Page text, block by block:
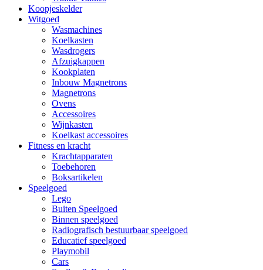
Koopjeskelder
Witgoed
Wasmachines
Koelkasten
Wasdrogers
Afzuigkappen
Kookplaten
Inbouw Magnetrons
Magnetrons
Ovens
Accessoires
Wijnkasten
Koelkast accessoires
Fitness en kracht
Krachtapparaten
Toebehoren
Boksartikelen
Speelgoed
Lego
Buiten Speelgoed
Binnen speelgoed
Radiografisch bestuurbaar speelgoed
Educatief speelgoed
Playmobil
Cars